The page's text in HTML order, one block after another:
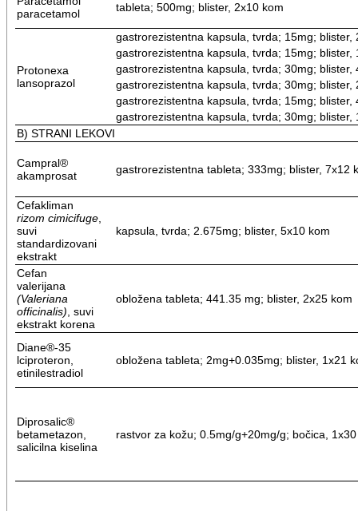
paracetamol
tableta; 500mg; blister, 2x10 kom
Protonexa
lansoprazol
gastrorezistentna kapsula, tvrda; 15mg; blister,
gastrorezistentna kapsula, tvrda; 15mg; blister,
gastrorezistentna kapsula, tvrda; 30mg; blister,
gastrorezistentna kapsula, tvrda; 30mg; blister,
gastrorezistentna kapsula, tvrda; 15mg; blister,
gastrorezistentna kapsula, tvrda; 30mg; blister,
B) STRANI LEKOVI
Campral®
akamprosat
gastrorezistentna tableta; 333mg; blister, 7x12
Cefakliman
rizom cimicifuge,
suvi
standardizovani
ekstrakt
kapsula, tvrda; 2.675mg; blister, 5x10 kom
Cefan
valerijana
(Valeriana
officinalis) , suvi
ekstrakt korena
obložena tableta; 441.35 mg; blister, 2x25 kom
Diane®-35
lciproteron,
etinilestradiol
obložena tableta; 2mg+0.035mg; blister, 1x21
Diprosalic®
betametazon,
salicilna kiselina
rastvor za kožu; 0.5mg/g+20mg/g; bočica,